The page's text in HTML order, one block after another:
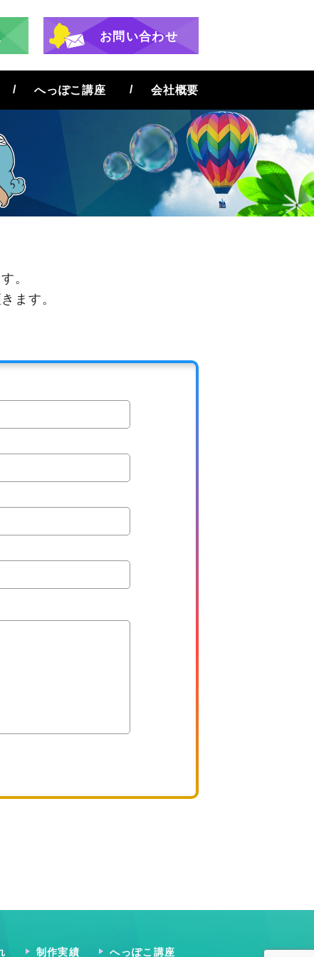
お問い合わせ
へっぽこ講座 会社概要
。
ます。
制作実績 へっぽこ講座